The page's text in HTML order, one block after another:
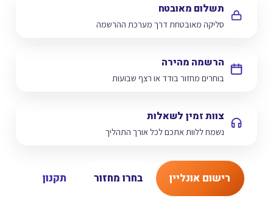
תשלום מאובטח
סליקה מאובטחת דרך מערכת ההרשמה
הרשמה מהירה
בוחרים מחזור בודד או רצף שבועות
צוות זמין לשאלות
נשמח ללוות אתכם לכל אורך התהליך
רישום אונליין בחרו מחזור תקנון